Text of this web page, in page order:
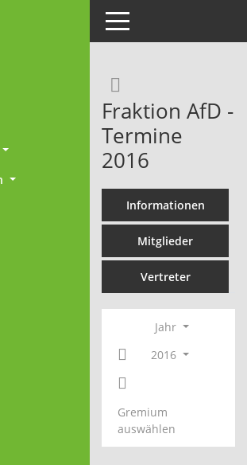
Toggle navigation
Fraktion AfD -
Termine
2016
Informationen
Mitglieder
Vertreter
Jahr
2016
Gremium
auswählen